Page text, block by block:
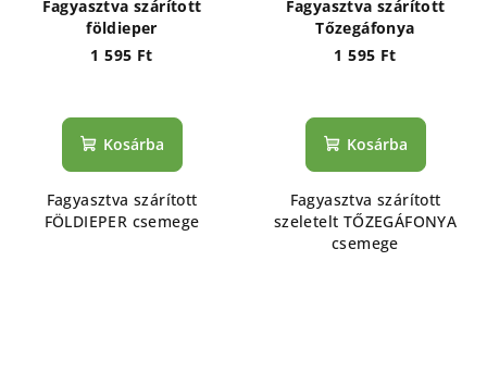
Fagyasztva szárított
földieper
1 595 Ft
Kosárba
Fagyasztva szárított
FÖLDIEPER csemege
Fagyasztva szárított
Tőzegáfonya
1 595 Ft
Kosárba
Fagyasztva szárított
szeletelt TŐZEGÁFONYA
csemege